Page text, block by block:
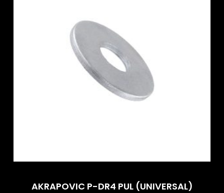
AKRAPOVIC P-DR4 PUL (UNIVERSAL)